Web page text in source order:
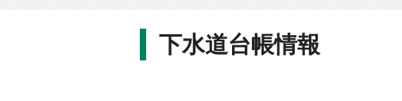
下水道台帳情報